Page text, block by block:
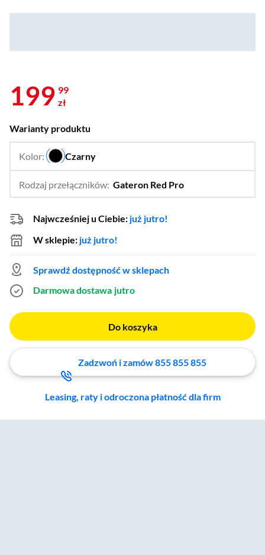
199 99
zł
Warianty produktu
Kolor: Czarny
Rodzaj przełączników: Gateron Red Pro
Najwcześniej u Ciebie: już jutro!
W sklepie: już jutro!
Sprawdź dostępność w sklepach
Darmowa dostawa jutro
Do koszyka
Zadzwoń i zamów 855 855 855
Leasing, raty i odroczona płatność dla firm